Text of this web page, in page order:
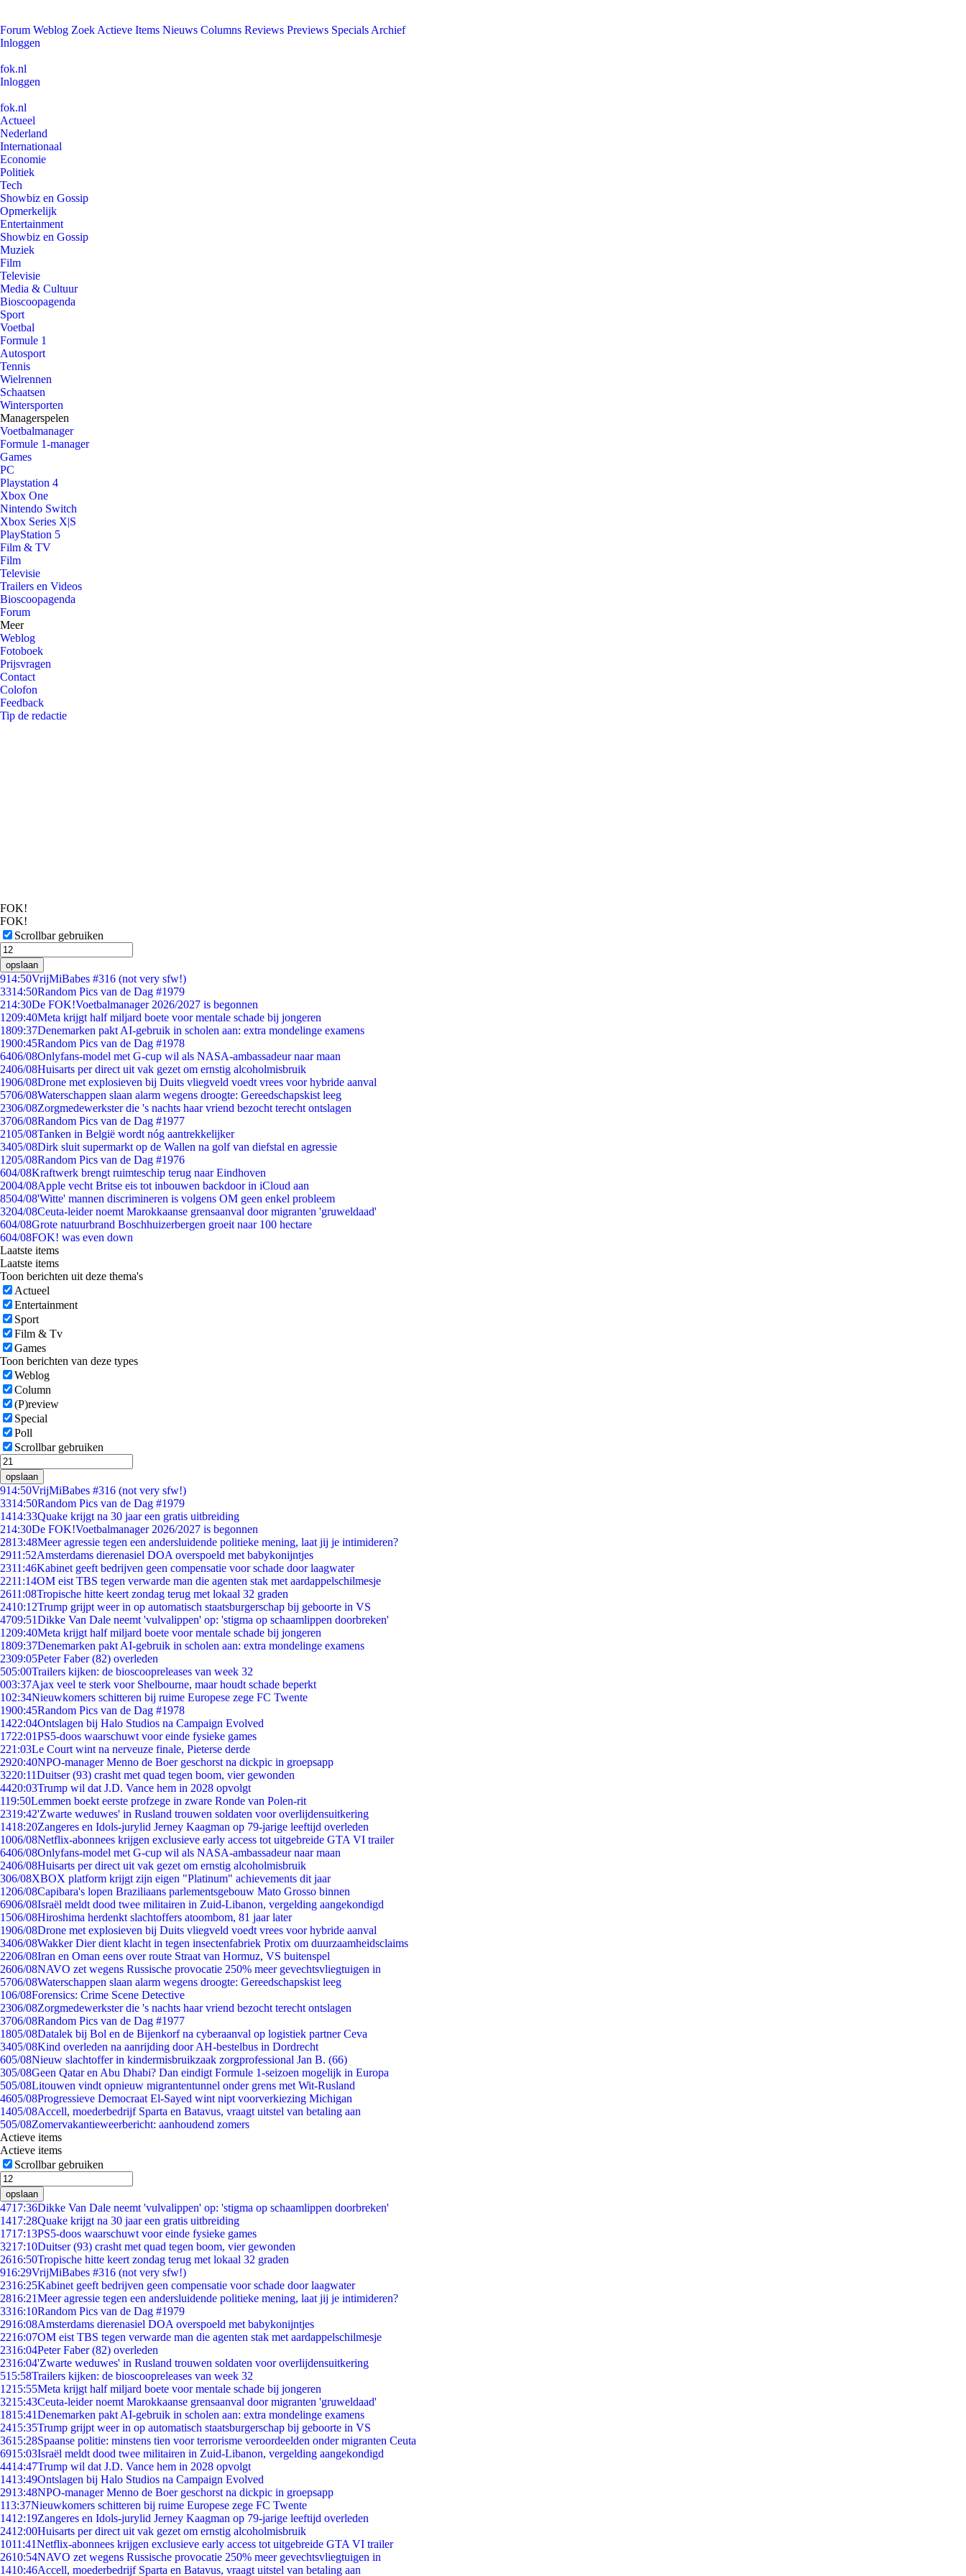
Forum Weblog Zoek Actieve Items Nieuws Columns Reviews Previews Specials Archief
Inloggen
fok.nl
Inloggen
fok.nl
Actueel
Nederland
Internationaal
Economie
Politiek
Tech
Showbiz en Gossip
Opmerkelijk
Entertainment
Showbiz en Gossip
Muziek
Film
Televisie
Media & Cultuur
Bioscoopagenda
Sport
Voetbal
Formule 1
Autosport
Tennis
Wielrennen
Schaatsen
Wintersporten
Managerspelen
Voetbalmanager
Formule 1-manager
Games
PC
Playstation 4
Xbox One
Nintendo Switch
Xbox Series X|S
PlayStation 5
Film & TV
Film
Televisie
Trailers en Videos
Bioscoopagenda
Forum
Meer
Weblog
Fotoboek
Prijsvragen
Contact
Colofon
Feedback
Tip de redactie
FOK!
FOK!
Scrollbar gebruiken
opslaan
914:50VrijMiBabes #316 (not very sfw!)
3314:50Random Pics van de Dag #1979
214:30De FOK!Voetbalmanager 2026/2027 is begonnen
1209:40Meta krijgt half miljard boete voor mentale schade bij jongeren
1809:37Denemarken pakt AI-gebruik in scholen aan: extra mondelinge examens
1900:45Random Pics van de Dag #1978
6406/08Onlyfans-model met G-cup wil als NASA-ambassadeur naar maan
2406/08Huisarts per direct uit vak gezet om ernstig alcoholmisbruik
1906/08Drone met explosieven bij Duits vliegveld voedt vrees voor hybride aanval
5706/08Waterschappen slaan alarm wegens droogte: Gereedschapskist leeg
2306/08Zorgmedewerkster die 's nachts haar vriend bezocht terecht ontslagen
3706/08Random Pics van de Dag #1977
2105/08Tanken in België wordt nóg aantrekkelijker
3405/08Dirk sluit supermarkt op de Wallen na golf van diefstal en agressie
1205/08Random Pics van de Dag #1976
604/08Kraftwerk brengt ruimteschip terug naar Eindhoven
2004/08Apple vecht Britse eis tot inbouwen backdoor in iCloud aan
8504/08'Witte' mannen discrimineren is volgens OM geen enkel probleem
3204/08Ceuta-leider noemt Marokkaanse grensaanval door migranten 'gruweldaad'
604/08Grote natuurbrand Boschhuizerbergen groeit naar 100 hectare
604/08FOK! was even down
Laatste items
Laatste items
Toon berichten uit deze thema's
Actueel
Entertainment
Sport
Film & Tv
Games
Toon berichten van deze types
Weblog
Column
(P)review
Special
Poll
Scrollbar gebruiken
opslaan
914:50VrijMiBabes #316 (not very sfw!)
3314:50Random Pics van de Dag #1979
1414:33Quake krijgt na 30 jaar een gratis uitbreiding
214:30De FOK!Voetbalmanager 2026/2027 is begonnen
2813:48Meer agressie tegen een andersluidende politieke mening, laat jij je intimideren?
2911:52Amsterdams dierenasiel DOA overspoeld met babykonijntjes
2311:46Kabinet geeft bedrijven geen compensatie voor schade door laagwater
2211:14OM eist TBS tegen verwarde man die agenten stak met aardappelschilmesje
2611:08Tropische hitte keert zondag terug met lokaal 32 graden
2410:12Trump grijpt weer in op automatisch staatsburgerschap bij geboorte in VS
4709:51Dikke Van Dale neemt 'vulvalippen' op: 'stigma op schaamlippen doorbreken'
1209:40Meta krijgt half miljard boete voor mentale schade bij jongeren
1809:37Denemarken pakt AI-gebruik in scholen aan: extra mondelinge examens
2309:05Peter Faber (82) overleden
505:00Trailers kijken: de bioscoopreleases van week 32
003:37Ajax veel te sterk voor Shelbourne, maar houdt schade beperkt
102:34Nieuwkomers schitteren bij ruime Europese zege FC Twente
1900:45Random Pics van de Dag #1978
1422:04Ontslagen bij Halo Studios na Campaign Evolved
1722:01PS5-doos waarschuwt voor einde fysieke games
221:03Le Court wint na nerveuze finale, Pieterse derde
2920:40NPO-manager Menno de Boer geschorst na dickpic in groepsapp
3220:11Duitser (93) crasht met quad tegen boom, vier gewonden
4420:03Trump wil dat J.D. Vance hem in 2028 opvolgt
119:50Lemmen boekt eerste profzege in zware Ronde van Polen-rit
2319:42'Zwarte weduwes' in Rusland trouwen soldaten voor overlijdensuitkering
1418:20Zangeres en Idols-jurylid Jerney Kaagman op 79-jarige leeftijd overleden
1006/08Netflix-abonnees krijgen exclusieve early access tot uitgebreide GTA VI trailer
6406/08Onlyfans-model met G-cup wil als NASA-ambassadeur naar maan
2406/08Huisarts per direct uit vak gezet om ernstig alcoholmisbruik
306/08XBOX platform krijgt zijn eigen "Platinum" achievements dit jaar
1206/08Capibara's lopen Braziliaans parlementsgebouw Mato Grosso binnen
6906/08Israël meldt dood twee militairen in Zuid-Libanon, vergelding aangekondigd
1506/08Hiroshima herdenkt slachtoffers atoombom, 81 jaar later
1906/08Drone met explosieven bij Duits vliegveld voedt vrees voor hybride aanval
3406/08Wakker Dier dient klacht in tegen insectenfabriek Protix om duurzaamheidsclaims
2206/08Iran en Oman eens over route Straat van Hormuz, VS buitenspel
2606/08NAVO zet wegens Russische provocatie 250% meer gevechtsvliegtuigen in
5706/08Waterschappen slaan alarm wegens droogte: Gereedschapskist leeg
106/08Forensics: Crime Scene Detective
2306/08Zorgmedewerkster die 's nachts haar vriend bezocht terecht ontslagen
3706/08Random Pics van de Dag #1977
1805/08Datalek bij Bol en de Bijenkorf na cyberaanval op logistiek partner Ceva
3405/08Kind overleden na aanrijding door AH-bestelbus in Dordrecht
605/08Nieuw slachtoffer in kindermisbruikzaak zorgprofessional Jan B. (66)
305/08Geen Qatar en Abu Dhabi? Dan eindigt Formule 1-seizoen mogelijk in Europa
505/08Litouwen vindt opnieuw migrantentunnel onder grens met Wit-Rusland
4605/08Progressieve Democraat El-Sayed wint nipt voorverkiezing Michigan
1405/08Accell, moederbedrijf Sparta en Batavus, vraagt uitstel van betaling aan
505/08Zomervakantieweerbericht: aanhoudend zomers
Actieve items
Actieve items
Scrollbar gebruiken
opslaan
4717:36Dikke Van Dale neemt 'vulvalippen' op: 'stigma op schaamlippen doorbreken'
1417:28Quake krijgt na 30 jaar een gratis uitbreiding
1717:13PS5-doos waarschuwt voor einde fysieke games
3217:10Duitser (93) crasht met quad tegen boom, vier gewonden
2616:50Tropische hitte keert zondag terug met lokaal 32 graden
916:29VrijMiBabes #316 (not very sfw!)
2316:25Kabinet geeft bedrijven geen compensatie voor schade door laagwater
2816:21Meer agressie tegen een andersluidende politieke mening, laat jij je intimideren?
3316:10Random Pics van de Dag #1979
2916:08Amsterdams dierenasiel DOA overspoeld met babykonijntjes
2216:07OM eist TBS tegen verwarde man die agenten stak met aardappelschilmesje
2316:04Peter Faber (82) overleden
2316:04'Zwarte weduwes' in Rusland trouwen soldaten voor overlijdensuitkering
515:58Trailers kijken: de bioscoopreleases van week 32
1215:55Meta krijgt half miljard boete voor mentale schade bij jongeren
3215:43Ceuta-leider noemt Marokkaanse grensaanval door migranten 'gruweldaad'
1815:41Denemarken pakt AI-gebruik in scholen aan: extra mondelinge examens
2415:35Trump grijpt weer in op automatisch staatsburgerschap bij geboorte in VS
3615:28Spaanse politie: minstens tien voor terrorisme veroordeelden onder migranten Ceuta
6915:03Israël meldt dood twee militairen in Zuid-Libanon, vergelding aangekondigd
4414:47Trump wil dat J.D. Vance hem in 2028 opvolgt
1413:49Ontslagen bij Halo Studios na Campaign Evolved
2913:48NPO-manager Menno de Boer geschorst na dickpic in groepsapp
113:37Nieuwkomers schitteren bij ruime Europese zege FC Twente
1412:19Zangeres en Idols-jurylid Jerney Kaagman op 79-jarige leeftijd overleden
2412:00Huisarts per direct uit vak gezet om ernstig alcoholmisbruik
1011:41Netflix-abonnees krijgen exclusieve early access tot uitgebreide GTA VI trailer
2610:54NAVO zet wegens Russische provocatie 250% meer gevechtsvliegtuigen in
1410:46Accell, moederbedrijf Sparta en Batavus, vraagt uitstel van betaling aan